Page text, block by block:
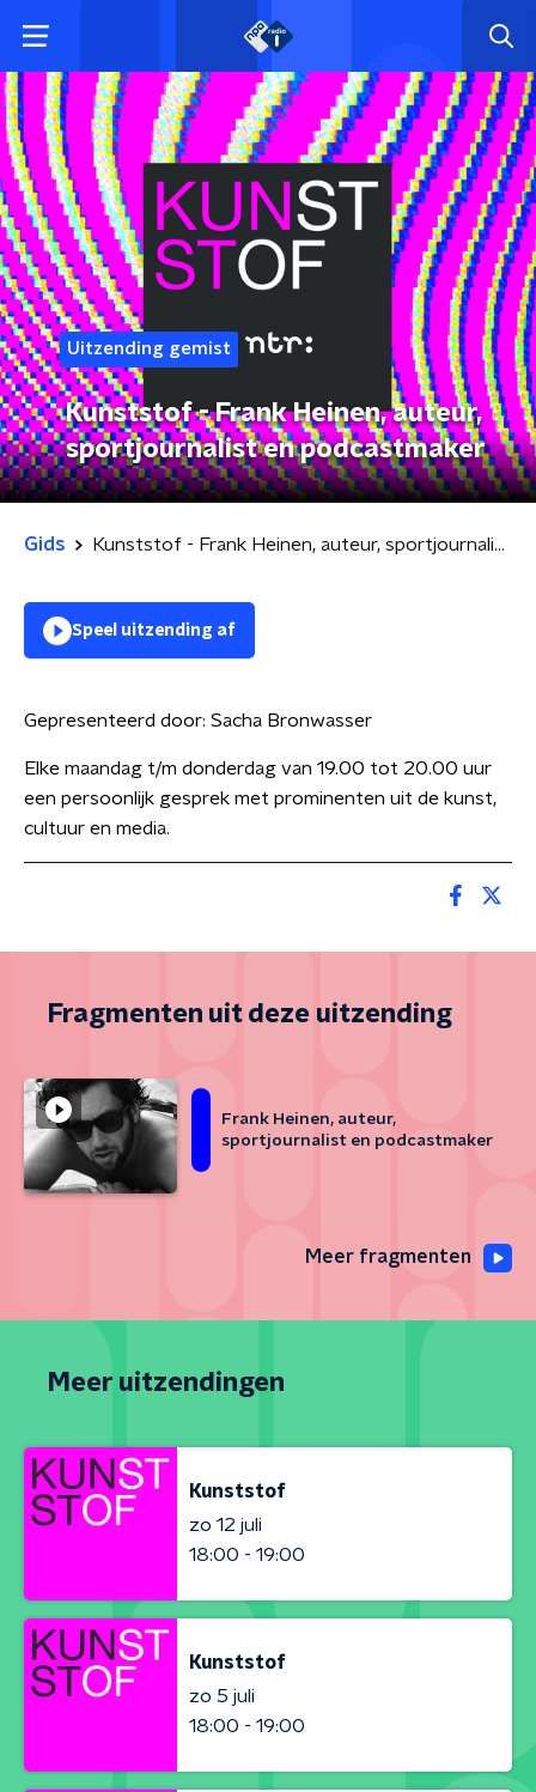
Uitzending gemist
Kunststof - Frank Heinen, auteur,
sportjournalist en podcastmaker
Gids Kunststof - Frank Heinen, auteur, sportjournalist en podcastmaker
Speel uitzending af
Gepresenteerd door: Sacha Bronwasser
Elke maandag t/m donderdag van 19.00 tot 20.00 uur
een persoonlijk gesprek met prominenten uit de kunst,
cultuur en media.
Fragmenten uit deze uitzending
Frank Heinen, auteur,
sportjournalist en podcastmaker
Meer fragmenten
Meer uitzendingen
Kunststof
zo 12 juli
18:00 - 19:00
Kunststof
zo 5 juli
18:00 - 19:00